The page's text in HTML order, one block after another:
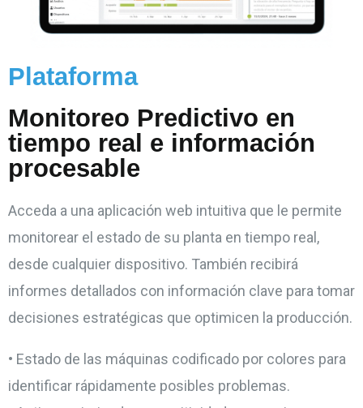
Plataforma
Monitoreo Predictivo en
tiempo real e información
procesable
Acceda a una aplicación web intuitiva que le permite
monitorear el estado de su planta en tiempo real,
desde cualquier dispositivo. También recibirá
informes detallados con información clave para tomar
decisiones estratégicas que optimicen la producción.
• Estado de las máquinas codificado por colores para
identificar rápidamente posibles problemas.